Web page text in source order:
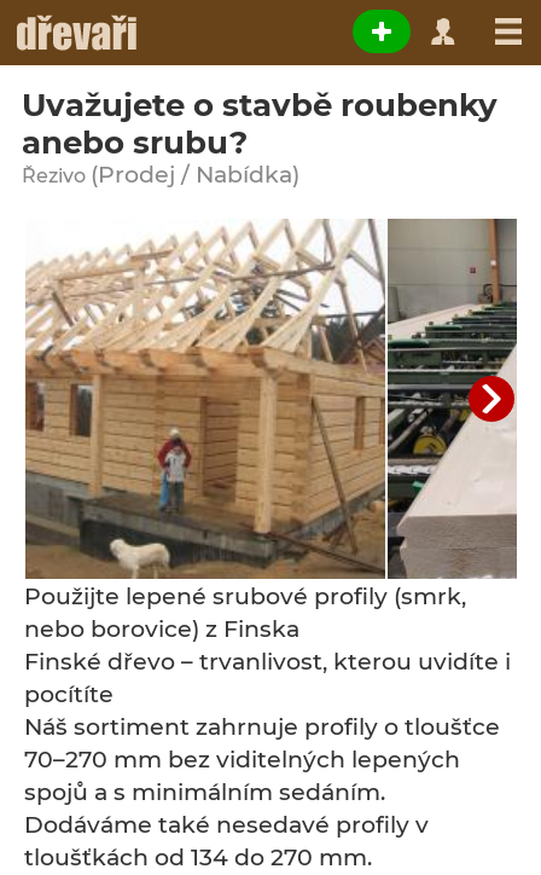
Uvažujete o stavbě roubenky
anebo srubu?
Řezivo (Prodej / Nabídka)
Použijte lepené srubové profily (smrk,
nebo borovice) z Finska
Finské dřevo – trvanlivost, kterou uvidíte i
pocítíte
Náš sortiment zahrnuje profily o tloušťce
70–270 mm bez viditelných lepených
spojů a s minimálním sedáním.
Dodáváme také nesedavé profily v
tloušťkách od 134 do 270 mm.